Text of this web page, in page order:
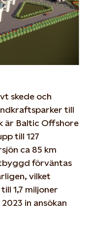
skede och
till
är Baltic Offshore
till 127
ca 85 km
förväntas
vilket
1,7 miljoner
in ansökan